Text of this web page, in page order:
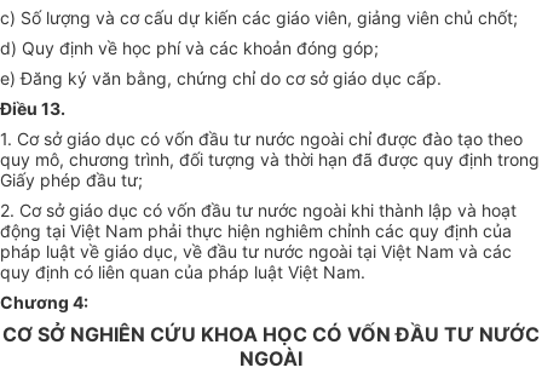
c) Số lượng và cơ cấu dự kiến các giáo viên, giảng viên chủ chốt;
d) Quy định về học phí và các khoản đóng góp;
e) Đăng ký văn bằng, chứng chỉ do cơ sở giáo dục cấp.
Điều 13.
1. Cơ sở giáo dục có vốn đầu tư nước ngoài chỉ được đào tạo theo
quy mô, chương trình, đối tượng và thời hạn đã được quy định trong
Giấy phép đầu tư;
2. Cơ sở giáo dục có vốn đầu tư nước ngoài khi thành lập và hoạt
động tại Việt Nam phải thực hiện nghiêm chỉnh các quy định của
pháp luật về giáo dục, về đầu tư nước ngoài tại Việt Nam và các
quy định có liên quan của pháp luật Việt Nam.
Chương 4:
CƠ SỞ NGHIÊN CỨU KHOA HỌC CÓ VỐN ĐẦU TƯ NƯỚC
NGOÀI